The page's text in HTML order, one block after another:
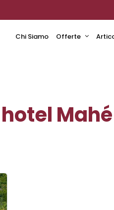
Chi Siamo Offerte
hotel